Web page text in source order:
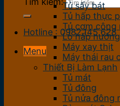
Hotline : 0982.145.628
Menu
Tủ sấy bát
Tủ hấp thực
Tủ cơm công
Lò hấp
Máy xay thịt
Máy thái rau
Thiết Bị Làm Lạnh
Tủ mát
Tủ đông
Tủ nửa đông